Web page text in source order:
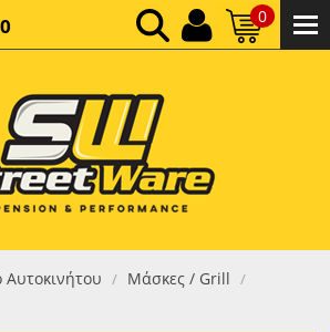
0
ΚΑΘΑΡΌ ΣΎΝΟΛΟ:
ΤΕΛΙΚΌ ΣΎΝΟΛΟ:0,00 €
Αυτοκινήτου / Μάσκες / Grill /